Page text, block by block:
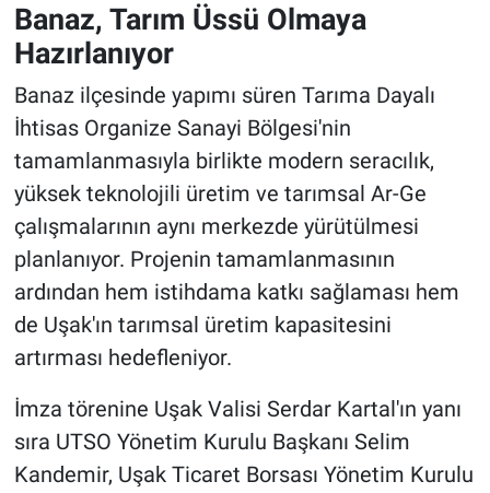
Banaz, Tarım Üssü Olmaya
Hazırlanıyor
Banaz ilçesinde yapımı süren Tarıma Dayalı
İhtisas Organize Sanayi Bölgesi'nin
tamamlanmasıyla birlikte modern seracılık,
yüksek teknolojili üretim ve tarımsal Ar-Ge
çalışmalarının aynı merkezde yürütülmesi
planlanıyor. Projenin tamamlanmasının
ardından hem istihdama katkı sağlaması hem
de Uşak'ın tarımsal üretim kapasitesini
artırması hedefleniyor.
İmza törenine Uşak Valisi Serdar Kartal'ın yanı
sıra UTSO Yönetim Kurulu Başkanı Selim
Kandemir, Uşak Ticaret Borsası Yönetim Kurulu